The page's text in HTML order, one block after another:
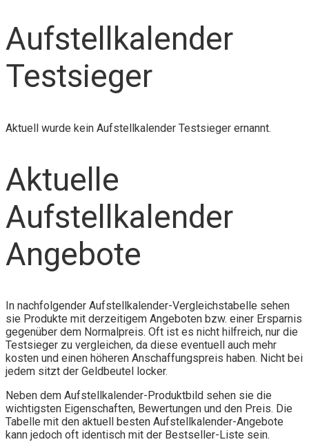
Aufstellkalender
Testsieger
Aktuell wurde kein Aufstellkalender Testsieger ernannt.
Aktuelle
Aufstellkalender
Angebote
In nachfolgender Aufstellkalender-Vergleichstabelle sehen
sie Produkte mit derzeitigem Angeboten bzw. einer Ersparnis
gegenüber dem Normalpreis. Oft ist es nicht hilfreich, nur die
Testsieger zu vergleichen, da diese eventuell auch mehr
kosten und einen höheren Anschaffungspreis haben. Nicht bei
jedem sitzt der Geldbeutel locker.
Neben dem Aufstellkalender-Produktbild sehen sie die
wichtigsten Eigenschaften, Bewertungen und den Preis. Die
Tabelle mit den aktuell besten Aufstellkalender-Angebote
kann jedoch oft identisch mit der Bestseller-Liste sein.